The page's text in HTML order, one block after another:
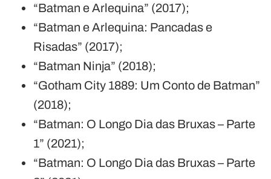
“Batman e Arlequina” (2017);
“Batman e Arlequina: Pancadas e
Risadas” (2017);
“Batman Ninja” (2018);
“Gotham City 1889: Um Conto de Batman”
(2018);
“Batman: O Longo Dia das Bruxas – Parte
1” (2021);
“Batman: O Longo Dia das Bruxas – Parte